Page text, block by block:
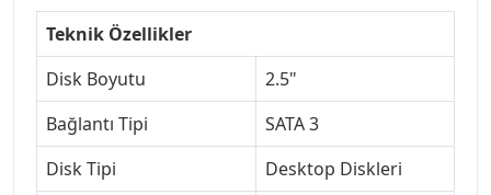
Teknik Özellikler
Disk Boyutu
2.5"
Bağlantı Tipi
SATA 3
Disk Tipi
Desktop Diskleri